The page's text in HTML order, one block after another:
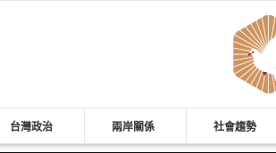
台灣政治 兩岸關係 社會趨勢